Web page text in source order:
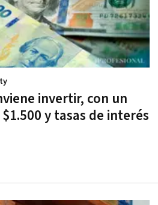
invertir, con un
y tasas de interés